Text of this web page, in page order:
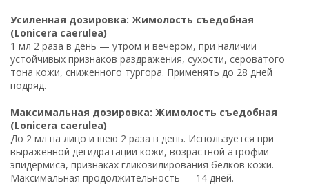
Усиленная дозировка: Жимолость съедобная
(Lonicera caerulea)
1 мл 2 раза в день — утром и вечером, при наличии
устойчивых признаков раздражения, сухости, сероватого
тона кожи, сниженного тургора. Применять до 28 дней
подряд.
Максимальная дозировка: Жимолость съедобная
(Lonicera caerulea)
До 2 мл на лицо и шею 2 раза в день. Используется при
выраженной дегидратации кожи, возрастной атрофии
эпидермиса, признаках гликозилирования белков кожи.
Максимальная продолжительность — 14 дней.